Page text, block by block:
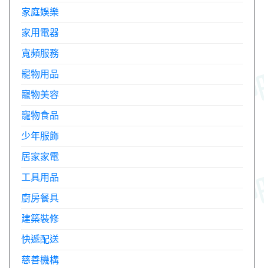
家庭娛樂
家用電器
寬頻服務
寵物用品
寵物美容
寵物食品
少年服飾
居家家電
工具用品
廚房餐具
建築裝修
快遞配送
慈善機構